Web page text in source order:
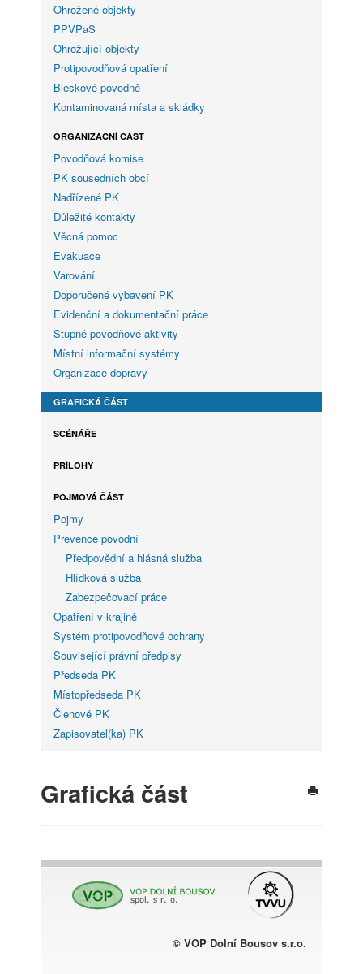
Ohrožené objekty
PPVPaS
Ohrožující objekty
Protipovodňová opatření
Bleskové povodně
Kontaminovaná místa a skládky
ORGANIZAČNÍ ČÁST
Povodňová komise
PK sousedních obcí
Nadřízené PK
Důležité kontakty
Věcná pomoc
Evakuace
Varování
Doporučené vybavení PK
Evidenční a dokumentační práce
Stupně povodňové aktivity
Místní informační systémy
Organizace dopravy
GRAFICKÁ ČÁST
SCÉNÁŘE
PŘÍLOHY
POJMOVÁ ČÁST
Pojmy
Prevence povodní
Předpovědní a hlásná služba
Hlídková služba
Zabezpečovací práce
Opatření v krajině
Systém protipovodňové ochrany
Související právní předpisy
Předseda PK
Místopředseda PK
Členové PK
Zapisovatel(ka) PK
Grafická část
© VOP Dolní Bousov s.r.o.